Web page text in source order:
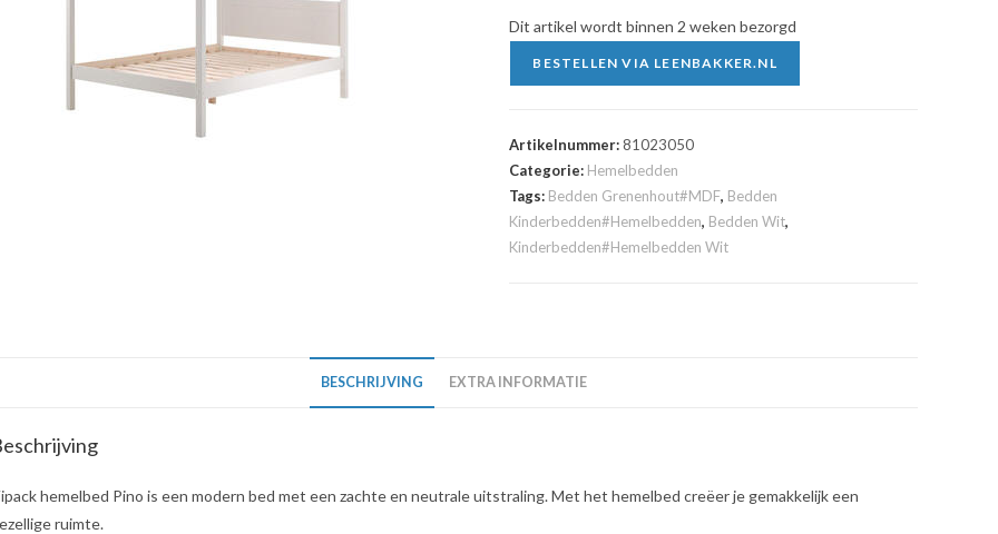
Dit artikel wordt binnen 2 weken bezorgd
BESTELLEN VIA LEENBAKKER.NL
Artikelnummer:81023050
Categorie: Hemelbedden
Tags: Bedden Grenenhout#MDF, Bedden
Kinderbedden#Hemelbedden, Bedden Wit,
Kinderbedden#Hemelbedden Wit
BESCHRIJVING EXTRA INFORMATIE
hemelbed Pino is een modern bed met een zachte en neutrale uitstraling. Met het hemelbed creëer je gemakkelijk een
ruimte.